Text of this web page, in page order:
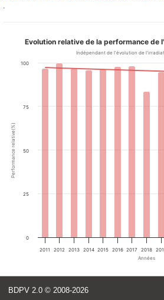
Années
Performance relative(%)
Evolution relative de la performance de
Indépendant de l'évolution de
2011 2012 2013 2014 2015 2016 2017 2018
0
25
50
75
100
BDPV 2.0 © 2008-2026